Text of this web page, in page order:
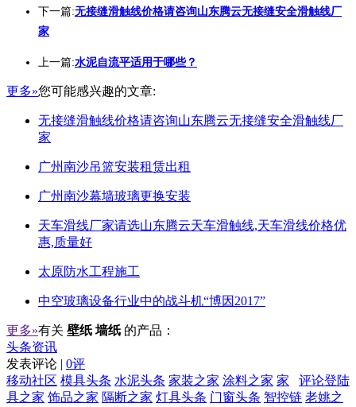
下一篇:无接缝滑触线价格请咨询山东腾云无接缝安全滑触线厂
家
上一篇:水泥自流平适用于哪些？
更多»您可能感兴趣的文章:
无接缝滑触线价格请咨询山东腾云无接缝安全滑触线厂
家
广州南沙吊篮安装租赁出租
广州南沙幕墙玻璃更换安装
天车滑线厂家请选山东腾云天车滑触线,天车滑线价格优
惠,质量好
太原防水工程施工
中空玻璃设备行业中的战斗机“博因2017”
更多»有关 壁纸 墙纸 的产品：
头条资讯
发表评论 | 0评
评论登陆
移动社区 模具头条 水泥头条 家装之家 涂料之家 家
具之家 饰品之家 隔断之家 灯具头条 门窗头条 智控链 老姚之